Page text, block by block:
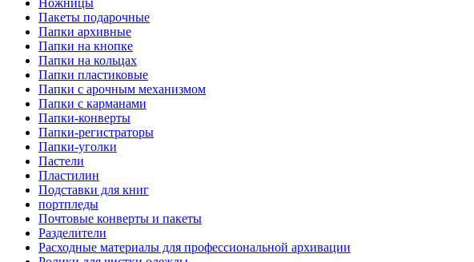
Ножницы
Пакеты подарочные
Папки архивные
Папки на кнопке
Папки на кольцах
Папки пластиковые
Папки с арочным механизмом
Папки с карманами
Папки-конверты
Папки-регистраторы
Папки-уголки
Пастели
Пластилин
Подставки для книг
портпледы
Почтовые конверты и пакеты
Разделители
Расходные материалы для профессиональной архивации